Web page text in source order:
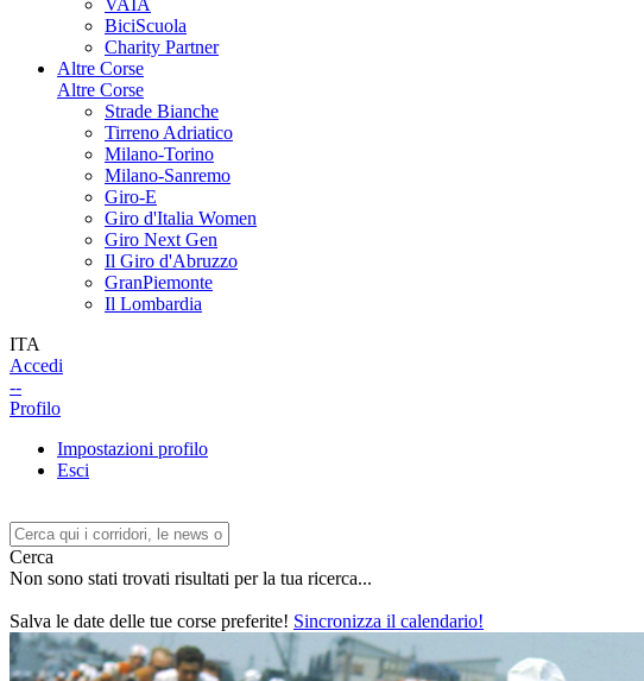
VAIA
BiciScuola
Charity Partner
Altre Corse
Altre Corse
Strade Bianche
Tirreno Adriatico
Milano-Torino
Milano-Sanremo
Giro-E
Giro d'Italia Women
Giro Next Gen
Il Giro d'Abruzzo
GranPiemonte
Il Lombardia
ITA
Accedi
--
Profilo
Impostazioni profilo
Esci
Cerca
Non sono stati trovati risultati per la tua ricerca...
Salva le date delle tue corse preferite! Sincronizza il calendario!